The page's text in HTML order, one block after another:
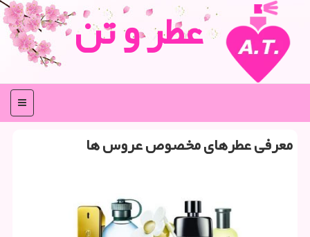
عطر و تن
منو
معرفی عطرهای مخصوص عروس ها